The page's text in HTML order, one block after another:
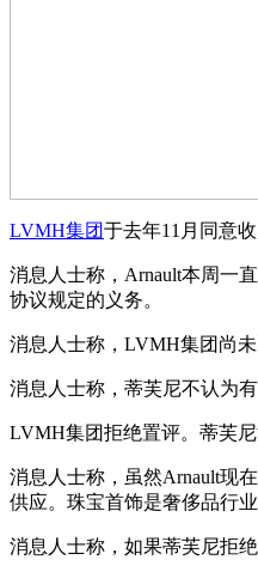
LVMH集团于去年11月同意
消息人士称，Arnault本周一
协议规定的义务。
消息人士称，LVMH集团尚
消息人士称，蒂芙尼不认为
LVMH集团拒绝置评。蒂芙尼
消息人士称，虽然Arnault现
供应。珠宝首饰是奢侈品行
消息人士称，如果蒂芙尼拒